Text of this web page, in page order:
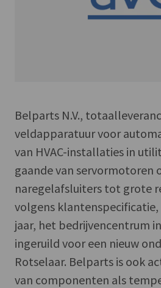
Belparts N.V.,
veldapparatuur voor
van HVAC-installaties in
gaande van servormotoren
naregelafsluiters tot grote
volgens klantenspecificatie,
jaar, het bedrijvencentrum
ingeruild voor een nieuw
Rotselaar. Belparts is ook
van componenten als